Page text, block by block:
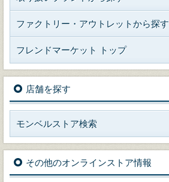
ファクトリー・アウトレットから探す
フレンドマーケット トップ
店舗を探す
モンベルストア検索
その他のオンラインストア情報